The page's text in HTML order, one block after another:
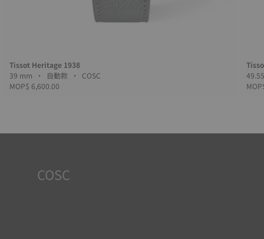
Tissot Heritage 1938
39 mm • 自動款 • COSC
MOP$ 6,600.00
COSC